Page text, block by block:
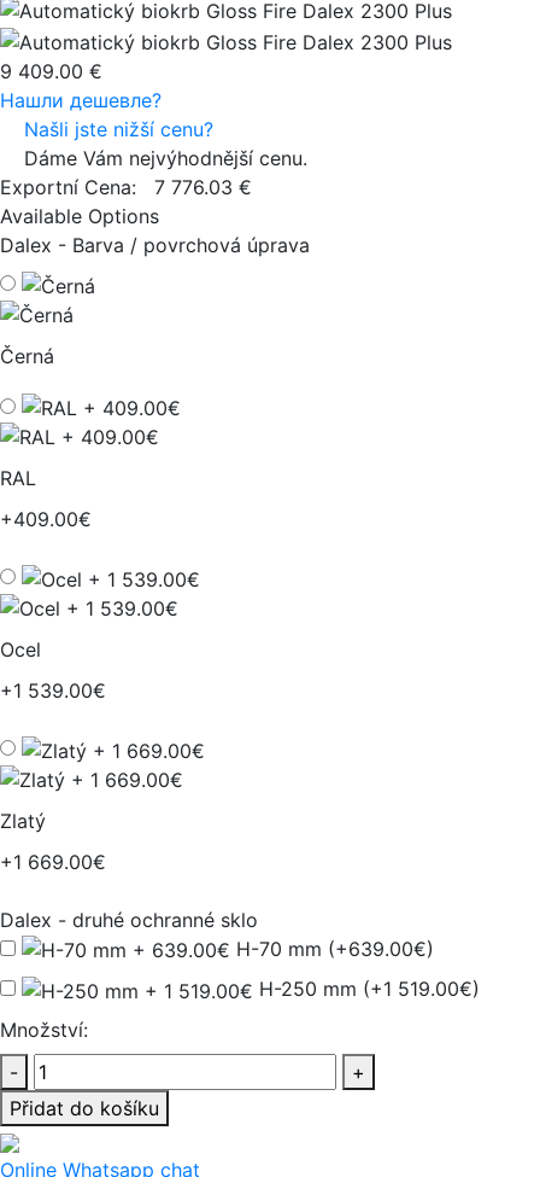
9 409.00 €
Нашли дешевле?
Našli jste nižší cenu?
Dáme Vám nejvýhodnější cenu.
Exportní Cena:
7 776.03 €
Available Options
Dalex - Barva / povrchová úprava
Černá
RAL
+409.00€
Ocel
+1 539.00€
Zlatý
+1 669.00€
Dalex - druhé ochranné sklo
H-70 mm (+639.00€)
H-250 mm (+1 519.00€)
Množství:
-
+
Přidat do košíku
Online Whatsapp chat